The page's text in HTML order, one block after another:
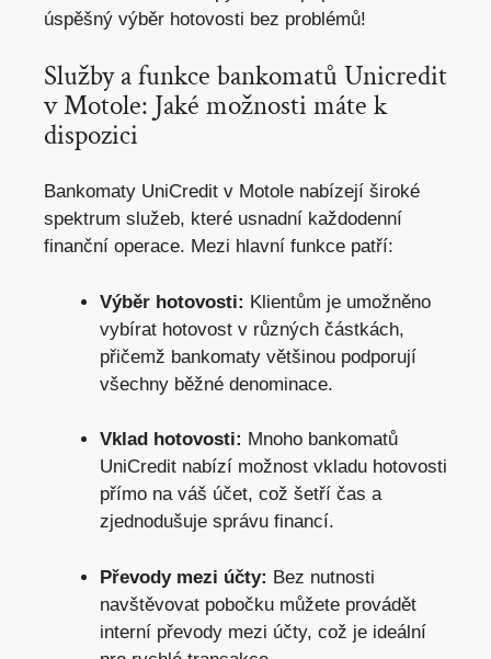
úspěšný výběr hotovosti bez problémů!
Služby a funkce bankomatů Unicredit
v Motole: Jaké možnosti máte k
dispozici
Bankomaty UniCredit v Motole nabízejí široké
spektrum služeb, které usnadní každodenní
finanční operace. Mezi hlavní funkce patří:
Výběr hotovosti: Klientům je umožněno
vybírat hotovost v různých částkách,
přičemž bankomaty většinou podporují
všechny běžné denominace.
Vklad hotovosti: Mnoho bankomatů
UniCredit nabízí možnost vkladu hotovosti
přímo na váš účet, což šetří čas a
zjednodušuje správu financí.
Převody mezi účty: Bez nutnosti
navštěvovat pobočku můžete provádět
interní převody mezi účty, což je ideální